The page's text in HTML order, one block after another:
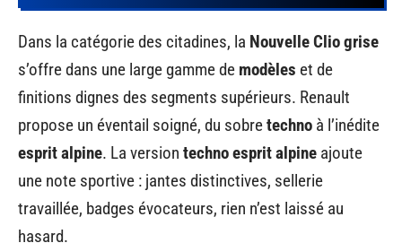
Dans la catégorie des citadines, la Nouvelle Clio grise
s’offre dans une large gamme de modèles et de
finitions dignes des segments supérieurs. Renault
propose un éventail soigné, du sobretechno à l’inédite
esprit alpine. La version techno esprit alpine ajoute
une note sportive : jantes distinctives, sellerie
travaillée, badges évocateurs, rien n’est laissé au
hasard.